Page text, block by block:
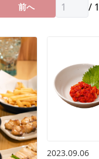
前へ / 1
2023.09.06